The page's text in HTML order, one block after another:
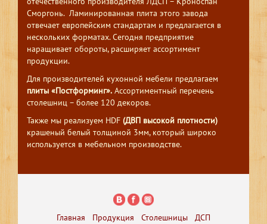
Сморгонь. Ламинированная плита этого завода
отвечает европейским стандартам и предлагается в
нескольких форматах. Сегодня предприятие
наращивает обороты, расширяет ассортимент
продукции.
Для производителей кухонной мебели предлагаем
плиты «Постформинг». Ассортиментный перечень
столешниц – более 120 декоров.
Также мы реализуем HDF (ДВП высокой плотности)
крашеный белый толщиной 3мм, который широко
используется в мебельном производстве.
Главная Продукция Столешницы
ДСП